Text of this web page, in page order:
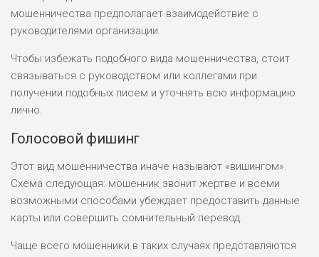
мошенничества предполагает взаимодействие с
руководителями организации.
Чтобы избежать подобного вида мошенничества, стоит
связываться с руководством или коллегами при
получении подобных писем и уточнять всю информацию
лично.
Голосовой фишинг
Этот вид мошенничества иначе называют «вишингом».
Схема следующая: мошенник звонит жертве и всеми
возможными способами убеждает предоставить данные
карты или совершить сомнительный перевод.
Чаще всего мошенники в таких случаях представляются